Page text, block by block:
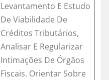
Levantamento E Estudo
De Viabilidade De
Créditos Tributários,
Analisar E Regularizar
Intimações De Órgãos
Fiscais. Orientar Sobre